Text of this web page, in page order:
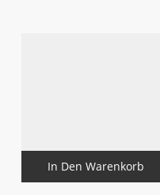
In Den Warenkorb